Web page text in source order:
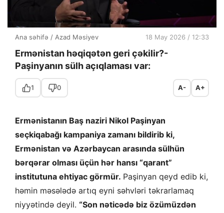
Ana səhifə / Azad Məsiyev 18 May 2026 / 12:33
Ermənistan həqiqətən geri çəkilir?-
Paşinyanın sülh açıqlaması var:
1 0 A- A+
Ermənistanın Baş naziri Nikol Paşinyan
seçkiqabağı kampaniya zamanı bildirib ki,
Ermənistan və Azərbaycan arasında sülhün
bərqərar olması üçün hər hansı “qarant”
institutuna ehtiyac görmür. Paşinyan qeyd edib ki,
həmin məsələdə artıq eyni səhvləri təkrarlamaq
niyyətində deyil. “Son nəticədə biz özümüzdən